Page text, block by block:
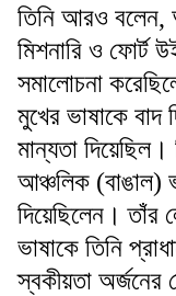
তিনি আরও
মিশনারি ও ফোর্ট
সমালোচনা
মুখের ভাষাকে বাদ
মান্যতা দিয়েছিল।
আঞ্চলিক (বাঙাল)
দিয়েছিলেন। তাঁর
ভাষাকে তিনি
স্বকীয়তা